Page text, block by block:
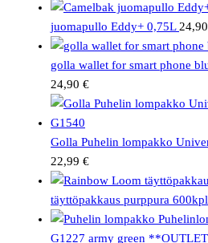
juomapullo Eddy+ 0,75L 24,90
golla wallet for smart phone
24,90 €
Golla Puhelin lompakko
22,99 €
täyttöpakkaus purppura
G1227 army green